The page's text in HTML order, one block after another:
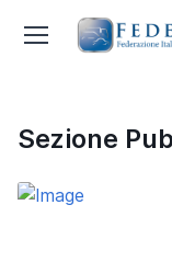
Sezione